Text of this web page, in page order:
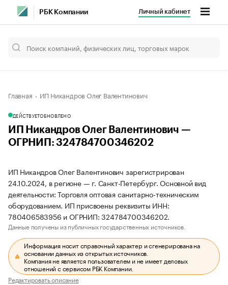
РБК Компании Личный кабинет
Главная ИП Никандров Олег Валентинович
ДЕЙСТВУЕТОБНОВЛЕНО
ИП Никандров Олег Валентинович —
ОГРНИП: 324784700346202
ИП Никандров Олег Валентинович зарегистрирован
24.10.2024, в регионе — г. Санкт-Петербург. Основной вид
деятельности: Торговля оптовая санитарно-техническим
оборудованием. ИП присвоены реквизиты ИНН:
780406583956 и ОГРНИП: 324784700346202.
Данные получены из публичных государственных источников.
Информация носит справочный характер и сгенерирована на
основании данных из открытых источников.
Компания не является пользователем и не имеет деловых
отношений с сервисом РБК Компании.
Редактировать описание